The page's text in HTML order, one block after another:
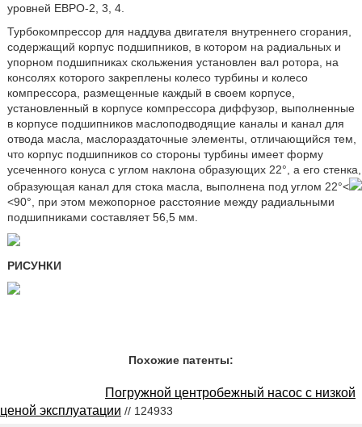
уровней ЕВРО-2, 3, 4.
Турбокомпрессор для наддува двигателя внутреннего сгорания,
содержащий корпус подшипников, в котором на радиальных и
упорном подшипниках скольжения установлен вал ротора, на
консолях которого закреплены колесо турбины и колесо
компрессора, размещенные каждый в своем корпусе,
установленный в корпусе компрессора диффузор, выполненные
в корпусе подшипников маслоподводящие каналы и канал для
отвода масла, маслораздаточные элементы, отличающийся тем,
что корпус подшипников со стороны турбины имеет форму
усеченного конуса с углом наклона образующих 22°, а его стенка,
образующая канал для стока масла, выполнена под углом 22°<
<90°, при этом межопорное расстояние между радиальными
подшипниками составляет 56,5 мм.
РИСУНКИ
Похожие патенты:
Погружной центробежный насос с низкой
ценой эксплуатации // 124933